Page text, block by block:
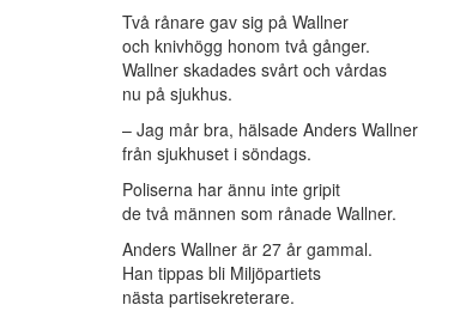
Två rånare gav sig på Wallner
och knivhögg honom två gånger.
Wallner skadades svårt och vårdas
nu på sjukhus.
– Jag mår bra, hälsade Anders Wallner
från sjukhuset i söndags.
Poliserna har ännu inte gripit
de två männen som rånade Wallner.
Anders Wallner är 27 år gammal.
Han tippas bli Miljöpartiets
nästa partisekreterare.